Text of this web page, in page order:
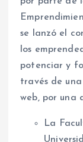
se lanzó el
los
potenciar y
través de
web, por una
La